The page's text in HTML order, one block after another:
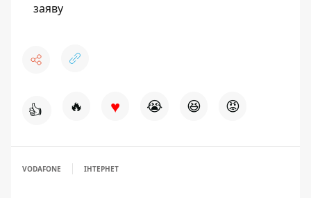
заяву
👍 🔥 ♥ 😭 😆 😡
VODAFONE ІНТЕРНЕТ